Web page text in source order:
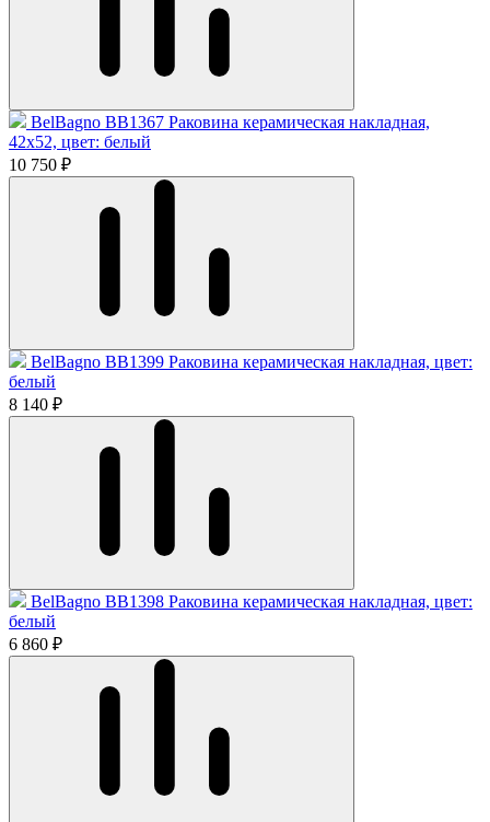
BelBagno BB1367 Раковина керамическая накладная,
42x52, цвет: белый
10 750 ₽
BelBagno BB1399 Раковина керамическая накладная, цвет:
белый
8 140 ₽
BelBagno BB1398 Раковина керамическая накладная, цвет:
белый
6 860 ₽